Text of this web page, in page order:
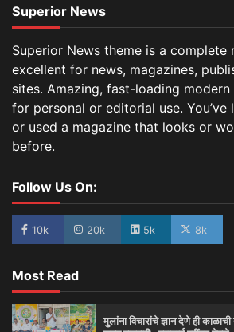
Superior News
Superior News theme is a complete
excellent for news, magazines,
sites. Amazing, fast-loading modern
for personal or editorial use. You’ve
or used a magazine that looks or
before.
Follow Us On:
10k 20k 5k 8k
Most Read
मुलांना विचारांचे ज्ञान देणे ही